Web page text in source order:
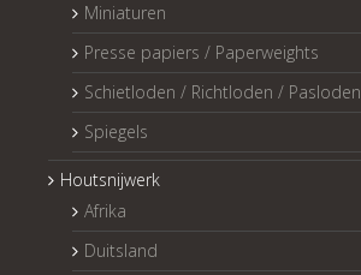
Miniaturen
Presse papiers / Paperweights
Schietloden / Richtloden / Pasloden
Spiegels
Houtsnijwerk
Afrika
Duitsland